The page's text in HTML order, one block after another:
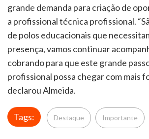
grande demanda para criação de
a profissional técnica profissional.
de polos educacionais que
presença, vamos continuar
cobrando para que este grande
profissional possa chegar com mais
declarou Almeida.
Tags: Destaque Importante